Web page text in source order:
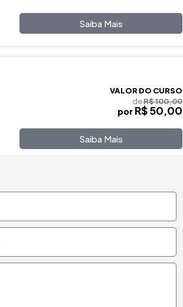
Saiba Mais
VALOR DO CURSO
deR$ 100,00
por R$ 50,00
Saiba Mais